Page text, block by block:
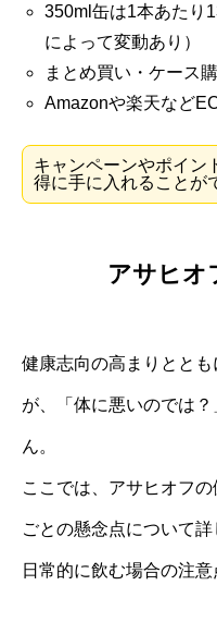
350ml缶は1本あたり
によって変動あり）
まとめ買い・ケース
Amazonや楽天など
キャンペーンやポイン
得に手に入れることが
アサヒオ
健康志向の高まりとと
が、「体に悪いのでは
ん。
ここでは、アサヒオフ
ごとの懸念点について詳
日常的に飲む場合の注